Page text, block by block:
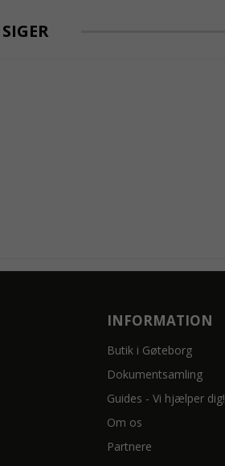
INFORMATION
Butik i Gøteborg
Dokumentsamling
Guides - Vi hjælper dig!
Om os
Partnere